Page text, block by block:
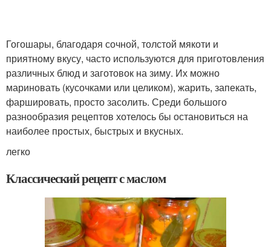
Гогошары, благодаря сочной, толстой мякоти и
приятному вкусу, часто используются для приготовления
различных блюд и заготовок на зиму. Их можно
мариновать (кусочками или целиком), жарить, запекать,
фаршировать, просто засолить. Среди большого
разнообразия рецептов хотелось бы остановиться на
наиболее простых, быстрых и вкусных.
легко
Классический рецепт с маслом